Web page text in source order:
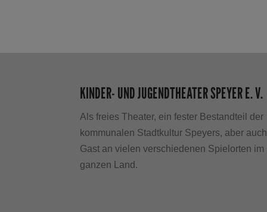
KINDER- UND JUGENDTHEATER SPEYER E. V.
Als freies Theater, ein fester Bestandteil der
kommunalen Stadtkultur Speyers, aber auch
Gast an vielen verschiedenen Spielorten im
ganzen Land.